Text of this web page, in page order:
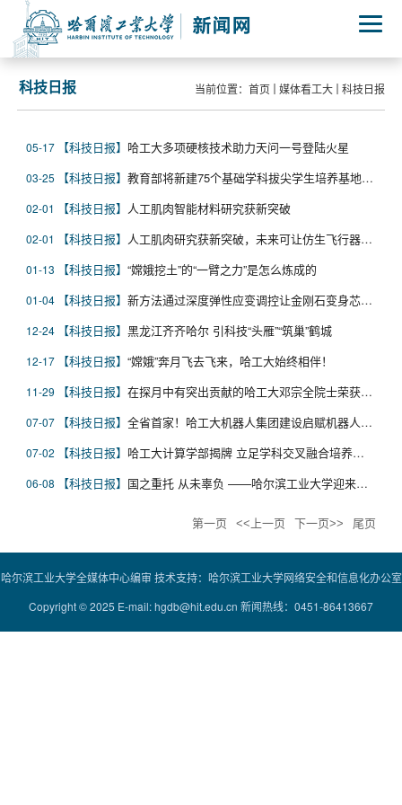
当前位置： 首页 媒体看工大 科技日报
科技日报
05-17 科技日报 哈工大多项硬核技术助力天问一号登陆火星
03-25 科技日报 教育部将新建75个基础学科拔尖学生培养基地 探索拔尖人才培养的中国方案
02-01 科技日报 人工肌肉智能材料研究获新突破
02-01 科技日报 人工肌肉研究获新突破，未来可让仿生飞行器飞的更高、更远、更久
01-13 科技日报 “嫦娥挖土”的“一臂之力”是怎么炼成的
01-04 科技日报 新方法通过深度弹性应变调控让金刚石变身芯片时更“听话”
12-24 科技日报 黑龙江齐齐哈尔 引科技“头雁”“筑巢”鹤城
12-17 科技日报 “嫦娥”奔月飞去飞来，哈工大始终相伴！
11-29 科技日报 在探月中有突出贡献的哈工大邓宗全院士荣获2020年度黑龙江省最高科技奖
07-07 科技日报 全省首家！哈工大机器人集团建设启赋机器人知识产权联盟
07-02 科技日报 哈工大计算学部揭牌 立足学科交叉融合培养国家急需AI+X人才
06-08 科技日报 国之重托 从未辜负 ——哈尔滨工业大学迎来百年校庆
第一页 <<上一页 下一页>> 尾页
哈尔滨工业大学全媒体中心编审 技术支持：哈尔滨工业大学网络安全和信息化办公室
Copyright © 2025 E-mail: hgdb@hit.edu.cn 新闻热线：0451-86413667